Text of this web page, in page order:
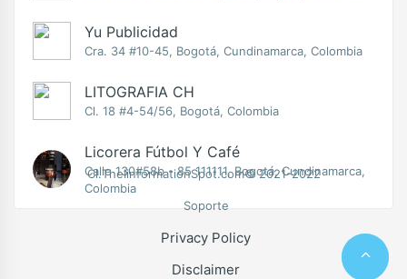
Yu Publicidad
Cra. 34 #10-45, Bogotá, Cundinamarca, Colombia
LITOGRAFIA CH
Cl. 18 #4-54/56, Bogotá, Colombia
Licorera Fútbol Y Café
Calle 130#58b - 85 111111, Bogotá, Cundinamarca,
Colombia
Cl.TheIinformationSpot.com© 2021-2022
Soporte
Privacy Policy
Disclaimer